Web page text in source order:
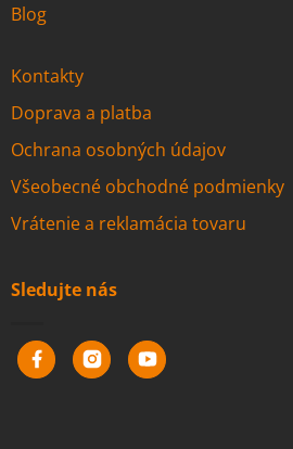
Blog
Kontakty
Doprava a platba
Ochrana osobných údajov
Všeobecné obchodné podmienky
Vrátenie a reklamácia tovaru
Sledujte nás